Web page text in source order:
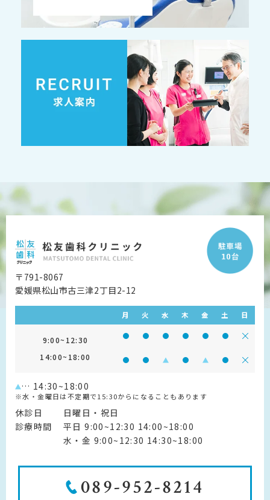
〒791-8067
愛媛県松山市古三津2丁目2-12
月 火 水 木 金 土 日
9:00~12:30 診療時間 9:00~12:30
診療時間 9:00~12:30
診療時間 9:00~12:30
診療時間 9:00~12:30
診療時間診療時
14:00~18:00 診療時間 14:00~18:00
診療時間 14:00~18:00
診療時間 14:00~18:00
診療時間診療時間診療時
… 14:30~18:00
※水・金曜日は不定期で15:30からになることもあります
休診日
日曜日・祝日
診療時間
平日 9:00~12:30 14:00~18:00
水・金 9:00~12:30 14:30~18:00
089-952-8214